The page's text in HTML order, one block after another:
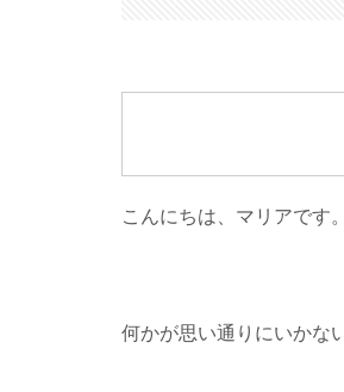
こんにちは、マリアです。
何かが思い通りにいかな